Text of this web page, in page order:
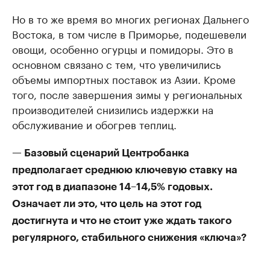
Но в то же время во многих регионах Дальнего
Востока, в том числе в Приморье, подешевели
овощи, особенно огурцы и помидоры. Это в
основном связано с тем, что увеличились
объемы импортных поставок из Азии. Кроме
того, после завершения зимы у региональных
производителей снизились издержки на
обслуживание и обогрев теплиц.
— Базовый сценарий Центробанка
предполагает среднюю ключевую ставку на
этот год в диапазоне 14–14,5% годовых.
Означает ли это, что цель на этот год
достигнута и что не стоит уже ждать такого
регулярного, стабильного снижения «ключа»?